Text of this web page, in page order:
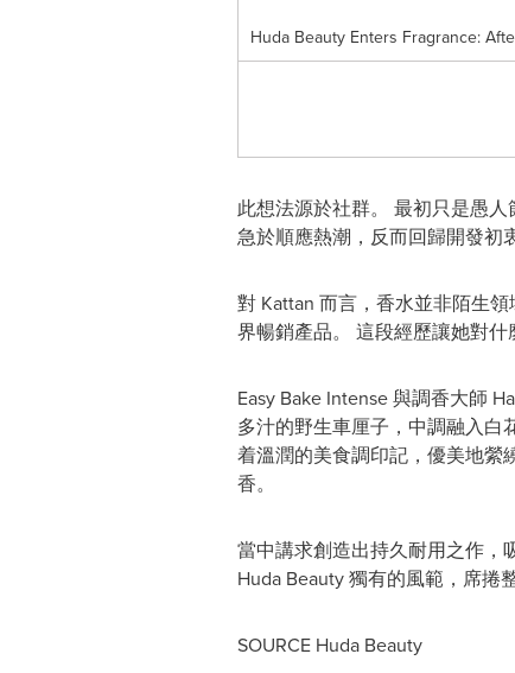
Huda Beauty Enters Fragrance:
此想法源於社群。 最初只是愚
急於順應熱潮，反而回歸開發初
對 Kattan 而言，香水並非陌生
界暢銷產品。 這段經歷讓她對
Easy Bake Intense 與調香大師
多汁的野生車厘子，中調融入白
着溫潤的美食調印記，優美地縈
香。
當中講求創造出持久耐用之作，
Huda Beauty 獨有的風範，席捲
SOURCE Huda Beauty